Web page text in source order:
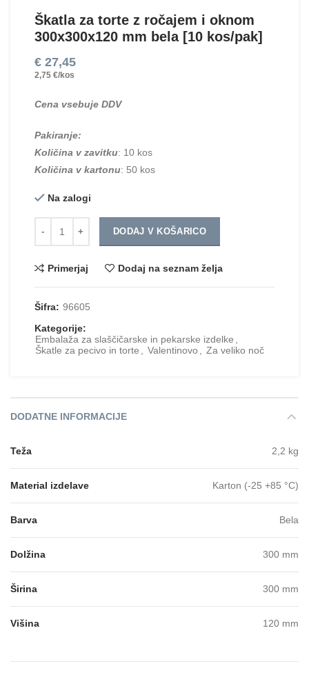
Škatla za torte z ročajem i oknom
300х300х120 mm bela [10 kos/pak]
€ 27,45
2,75 €/kos
Cena vsebuje DDV
Pakiranje:
Količina v zavitku: 10 kos
Količina v kartonu: 50 kos
Na zalogi
DODAJ V KOŠARICO
Primerjaj Dodaj na seznam želja
Šifra: 96605
Kategorije:
Embalaža za slaščičarske in pekarske izdelke
Škatle za pecivo in torte
Valentinovo Za veliko noč
DODATNE INFORMACIJE
Teža 2,2 kg
Material izdelave Karton (-25 +85 °C)
Barva Bela
Dolžina 300 mm
Širina 300 mm
Višina 120 mm